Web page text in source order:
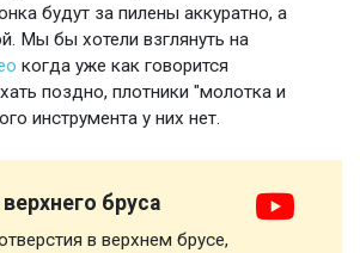
будут за пилены аккуратно, а
Мы бы хотели взглянуть на
когда уже как говорится
поздно, плотники "молотка и
инструмента у них нет.
бруса
в верхнем брусе,